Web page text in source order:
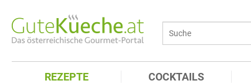
REZEPTE COCKTAILS